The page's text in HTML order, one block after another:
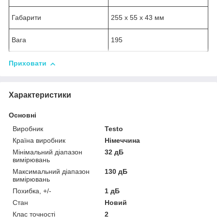
Габарити 255 x 55 x 43 мм
Вага 195
Приховати
Характеристики
Основні
Виробник
Testo
Країна виробник
Німеччина
Мінімальний діапазон
вимірювань
32 дБ
Максимальний діапазон
вимірювань
130 дБ
Похибка, +/-
1 дБ
Стан
Новий
Клас точності
2